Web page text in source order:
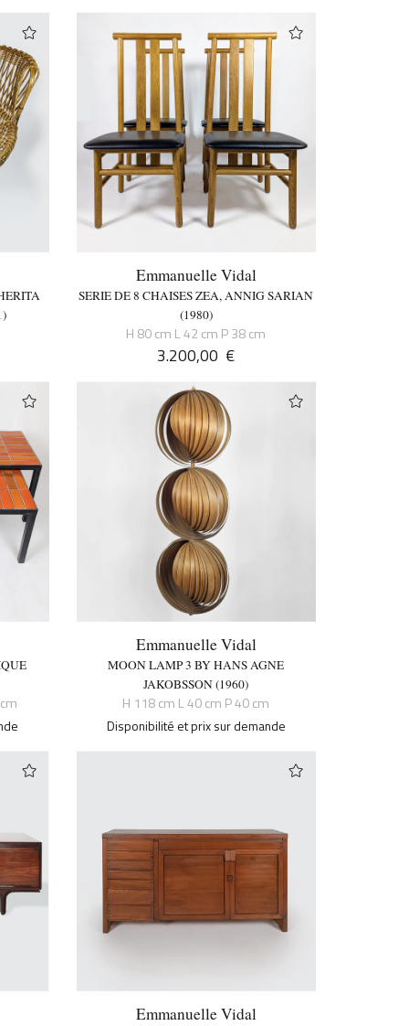
Emmanuelle Vidal
SERIE DE 8 CHAISES ZEA, ANNIG SARIAN
(1980)
H 80 cm L 42 cm P 38 cm
3.200,00 €
Emmanuelle Vidal
MOON LAMP 3 BY HANS AGNE
JAKOBSSON (1960)
H 118 cm L 40 cm P 40 cm
Disponibilité et prix sur demande
Emmanuelle Vidal